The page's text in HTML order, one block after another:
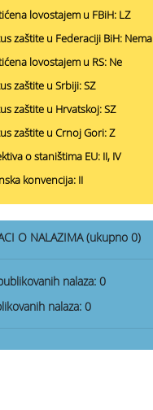
lovostajem u FBiH: LZ
zaštite u Federaciji BiH: Nema
lovostajem u RS: Ne
zaštite u Srbiji: SZ
zaštite u Hrvatskoj: SZ
zaštite u Crnoj Gori: Z
o staništima EU: II, IV
konvencija: II
O NALAZIMA (ukupno 0)
nalaza: 0
nalaza: 0